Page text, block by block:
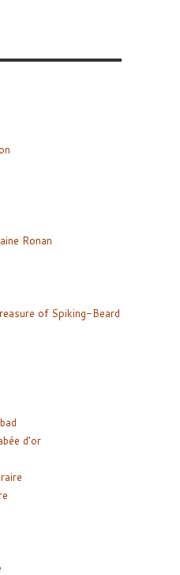
Ronan
of Spiking-Beard
d’or